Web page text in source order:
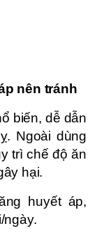
nên tránh
biến, dễ dẫn
Ngoài dùng
trì chế độ ăn
hại.
huyết áp,
ngày.